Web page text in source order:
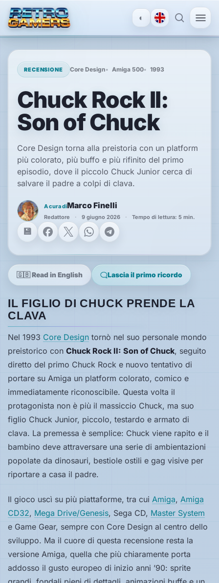
◐
MENU
×
ACCOUNT
Accedi
/
Registrati
SCOPRI
Recensioni
News
Speciali
Guide
Classici
giocabili
oggi
Emulatori
e
interpreti
Memories
Interviste
Hardware
Tutte
le
piattaforme
Console
Computer
RECENSIONE Core Design Amiga 500 1993
Chuck Rock II:
Son of Chuck
Core Design torna alla preistoria con un platform
più colorato, più buffo e più rifinito del primo
episodio, dove il piccolo Chuck Junior cerca di
salvare il padre a colpi di clava.
A cura diMarco Finelli
Redattore 9 giugno 2026 Tempo di lettura: 5 min.
Facebook
X WhatsApp
Telegram
🇬🇧 Read in English Lascia il primo ricordo
IL FIGLIO DI CHUCK PRENDE LA
CLAVA
Nel 1993 Core Design tornò nel suo personale mondo
preistorico con Chuck Rock II: Son of Chuck, seguito
diretto del primo Chuck Rock e nuovo tentativo di
portare su Amiga un platform colorato, comico e
immediatamente riconoscibile. Questa volta il
protagonista non è più il massiccio Chuck, ma suo
figlio Chuck Junior, piccolo, testardo e armato di
clava. La premessa è semplice: Chuck viene rapito e il
bambino deve attraversare una serie di ambientazioni
popolate da dinosauri, bestiole ostili e gag visive per
riportare a casa il padre.
Il gioco uscì su più piattaforme, tra cui Amiga, Amiga
CD32, Mega Drive/Genesis, Sega CD, Master System
e Game Gear, sempre con Core Design al centro dello
sviluppo. Ma il cuore di questa recensione resta la
versione Amiga, quella che più chiaramente porta
addosso il gusto europeo di inizio anni ’90: sprite